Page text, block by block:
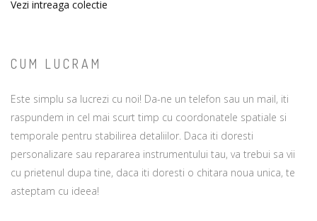
Vezi intreaga colectie
CUM LUCRAM
Este simplu sa lucrezi cu noi! Da-ne un telefon sau un mail, iti
raspundem in cel mai scurt timp cu coordonatele spatiale si
temporale pentru stabilirea detaliilor. Daca iti doresti
personalizare sau repararea instrumentului tau, va trebui sa vii
cu prietenul dupa tine, daca iti doresti o chitara noua unica, te
asteptam cu ideea!